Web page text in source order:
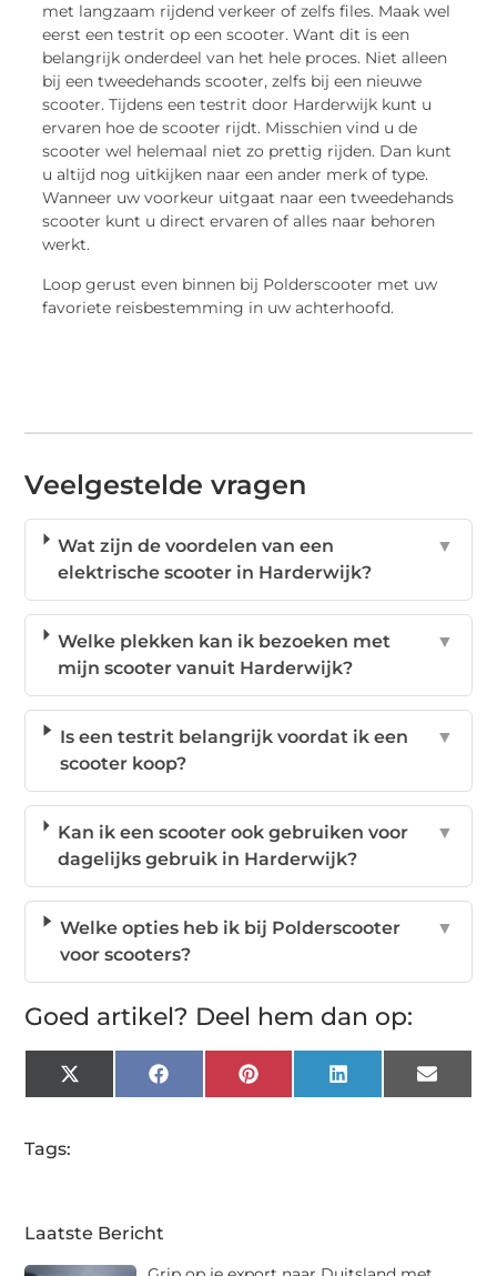
met langzaam rijdend verkeer of zelfs files. Maak wel
eerst een testrit op een scooter. Want dit is een
belangrijk onderdeel van het hele proces. Niet alleen
bij een tweedehands scooter, zelfs bij een nieuwe
scooter. Tijdens een testrit door Harderwijk kunt u
ervaren hoe de scooter rijdt. Misschien vind u de
scooter wel helemaal niet zo prettig rijden. Dan kunt
u altijd nog uitkijken naar een ander merk of type.
Wanneer uw voorkeur uitgaat naar een tweedehands
scooter kunt u direct ervaren of alles naar behoren
werkt.
Loop gerust even binnen bij Polderscooter met uw
favoriete reisbestemming in uw achterhoofd.
Veelgestelde vragen
Wat zijn de voordelen van een
elektrische scooter in Harderwijk?
▼
Welke plekken kan ik bezoeken met
mijn scooter vanuit Harderwijk?
▼
Is een testrit belangrijk voordat ik een
scooter koop?
▼
Kan ik een scooter ook gebruiken voor
dagelijks gebruik in Harderwijk?
▼
Welke opties heb ik bij Polderscooter
voor scooters?
▼
Goed artikel? Deel hem dan op:
X
(Twitter)
FacebookPinterestLinkedIn Email
Tags:
Laatste Bericht